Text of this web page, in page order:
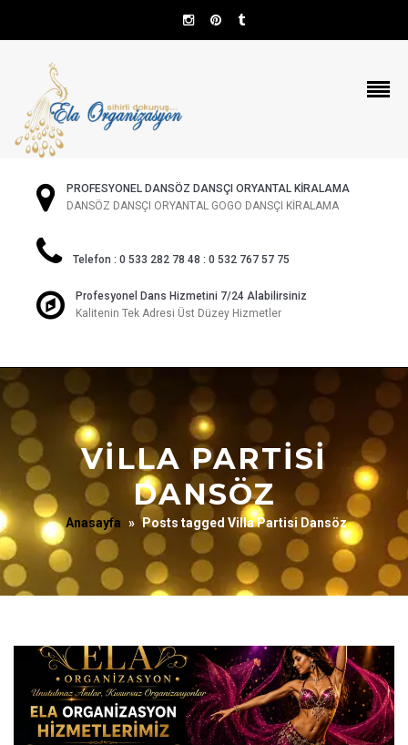
PROFESYONEL DANSÖZ DANSÇI ORYANTAL KİRALAMA
DANSÖZ DANSÇI ORYANTAL GOGO DANSÇI KİRALAMA
Telefon : 0 533 282 78 48 : 0 532 767 57 75
Profesyonel Dans Hizmetini 7/24 Alabilirsiniz
Kalitenin Tek Adresi Üst Düzey Hizmetler
VILLA PARTISI
DANSÖZ
Anasayfa » Posts tagged Villa Partisi Dansöz